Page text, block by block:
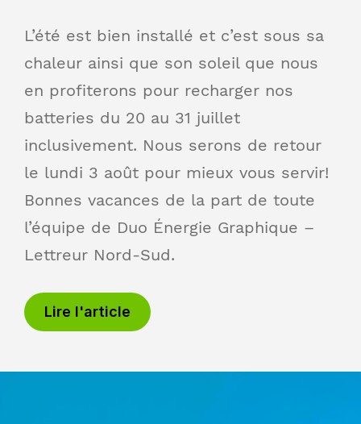
L’été est bien installé et c’est sous sa
chaleur ainsi que son soleil que nous
en profiterons pour recharger nos
batteries du 20 au 31 juillet
inclusivement. Nous serons de retour
le lundi 3 août pour mieux vous servir!
Bonnes vacances de la part de toute
l’équipe de Duo Énergie Graphique –
Lettreur Nord-Sud.
Lire l'article